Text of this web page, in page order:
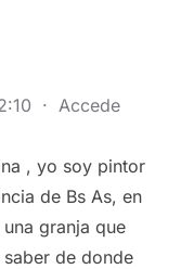
· Accede
, yo soy pintor
de Bs As, en
granja que
de donde